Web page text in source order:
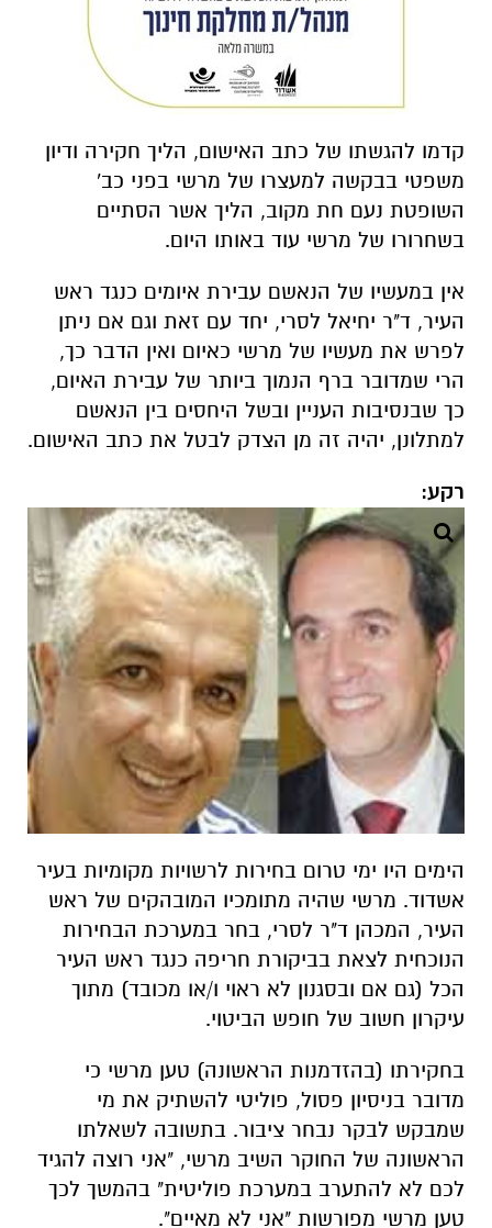
קדמו להגשתו של כתב האישום, הליך חקירה ודיון
משפטי בבקשה למעצרו של מרשי בפני כב'
השופטת נעם חת מקוב, הליך אשר הסתיים
בשחרורו של מרשי עוד באותו היום.
אין במעשיו של הנאשם עבירת איומים כנגד ראש
העיר, ד"ר יחיאל לסרי, יחד עם זאת וגם אם ניתן
לפרש את מעשיו של מרשי כאיום ואין הדבר כך,
הרי שמדובר ברף הנמוך ביותר של עבירת האיום,
כך שבנסיבות העניין ובשל היחסים בין הנאשם
למתלונן, יהיה זה מן הצדק לבטל את כתב האישום.
רקע:
הימים היו ימי טרום בחירות לרשויות מקומיות בעיר
אשדוד. מרשי שהיה מתומכיו המובהקים של ראש
העיר, המכהן ד"ר לסרי, בחר במערכת הבחירות
הנוכחית לצאת בביקורת חריפה כנגד ראש העיר
הכל (גם אם ובסגנון לא ראוי ו/או מכובד) מתוך
עיקרון חשוב של חופש הביטוי.
בחקירתו (בהזדמנות הראשונה) טען מרשי כי
מדובר בניסיון פסול, פוליטי להשתיק את מי
שמבקש לבקר נבחר ציבור. בתשובה לשאלתו
הראשונה של החוקר השיב מרשי, "אני רוצה להגיד
לכם לא להתערב במערכת פוליטית" בהמשך לכך
טען מרשי מפורשות "אני לא מאיים".